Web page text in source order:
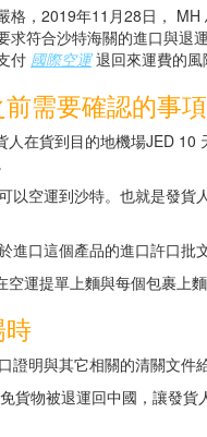
格，2019年11月28日，
求符合沙特海關的進口與
付 國際空運退回來運費的風
需要確認的事項
在貨到目的地機場JED
以空運到沙特。也就是發
進口這個產品的進口許口批
運提單上麵與每個包裹上麵
明與其它相關的清關文件
貨物被退運回中國，讓發貨